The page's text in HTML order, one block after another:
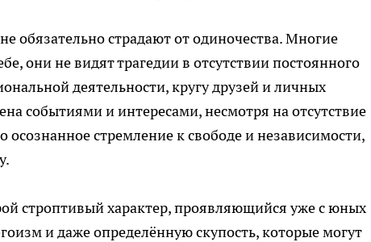
обязательно страдают от одиночества. Многие
они не видят трагедии в отсутствии постоянного
деятельности, кругу друзей и личных
событиями и интересами, несмотря на отсутствие
стремление к свободе и независимости,
строптивый характер, проявляющийся уже с юных
и даже определённую скупость, которые могут